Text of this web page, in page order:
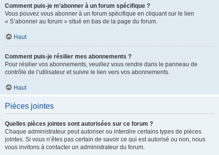
Comment puis-je m’abonner à un forum spécifique ?
Vous pouvez vous abonner à un forum spécifique en cliquant sur le lien
« S’abonner au forum » situé en bas de la page du forum.
Haut
Comment puis-je résilier mes abonnements ?
Pour résilier vos abonnements, veuillez vous rendre dans le panneau de
contrôle de l’utilisateur et suivre le lien vers vos abonnements.
Haut
Pièces jointes
Quelles pièces jointes sont autorisées sur ce forum ?
Chaque administrateur peut autoriser ou interdire certains types de pièces
jointes. Si vous n’êtes pas certain de savoir ce qui est autorisé ou non, nous
vous invitons à contacter un administrateur du forum.